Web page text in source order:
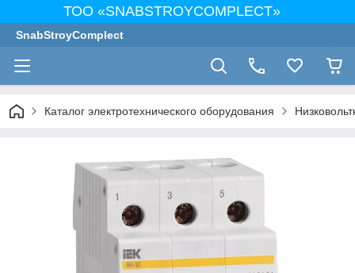
ТОО «SNABSTROYCOMPLECT»
SnabStroyComplect
Каталог электротехнического оборудования